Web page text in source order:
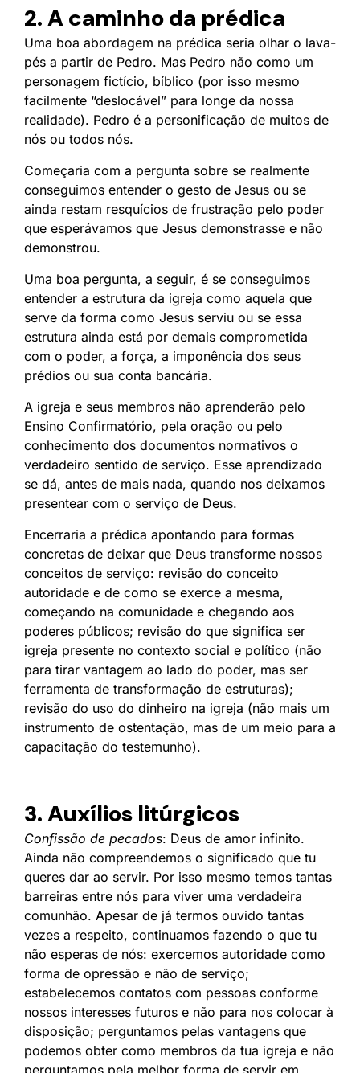
2. A caminho da prédica
Uma boa abordagem na prédica seria olhar o lava-
pés a partir de Pedro. Mas Pedro não como um
personagem fictício, bíblico (por isso mesmo
facilmente “deslocável” para longe da nossa
realidade). Pedro é a personificação de muitos de
nós ou todos nós.
Começaria com a pergunta sobre se realmente
conseguimos entender o gesto de Jesus ou se
ainda restam resquícios de frustração pelo poder
que esperávamos que Jesus demonstrasse e não
demonstrou.
Uma boa pergunta, a seguir, é se conseguimos
entender a estrutura da igreja como aquela que
serve da forma como Jesus serviu ou se essa
estrutura ainda está por demais comprometida
com o poder, a força, a imponência dos seus
prédios ou sua conta bancária.
A igreja e seus membros não aprenderão pelo
Ensino Confirmatório, pela oração ou pelo
conhecimento dos documentos normativos o
verdadeiro sentido de serviço. Esse aprendizado
se dá, antes de mais nada, quando nos deixamos
presentear com o serviço de Deus.
Encerraria a prédica apontando para formas
concretas de deixar que Deus transforme nossos
conceitos de serviço: revisão do conceito
autoridade e de como se exerce a mesma,
começando na comunidade e chegando aos
poderes públicos; revisão do que significa ser
igreja presente no contexto social e político (não
para tirar vantagem ao lado do poder, mas ser
ferramenta de transformação de estruturas);
revisão do uso do dinheiro na igreja (não mais um
instrumento de ostentação, mas de um meio para a
capacitação do testemunho).
3. Auxílios litúrgicos
Confissão de pecados: Deus de amor infinito.
Ainda não compreendemos o significado que tu
queres dar ao servir. Por isso mesmo temos tantas
barreiras entre nós para viver uma verdadeira
comunhão. Apesar de já termos ouvido tantas
vezes a respeito, continuamos fazendo o que tu
não esperas de nós: exercemos autoridade como
forma de opressão e não de serviço;
estabelecemos contatos com pessoas conforme
nossos interesses futuros e não para nos colocar à
disposição; perguntamos pelas vantagens que
podemos obter como membros da tua igreja e não
perguntamos pela melhor forma de servir em